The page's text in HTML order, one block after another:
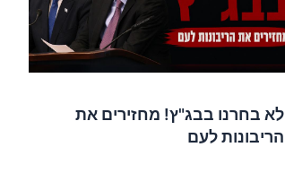
לא בחרנו בבג"ץ! מחזירים את
הריבונות לעם